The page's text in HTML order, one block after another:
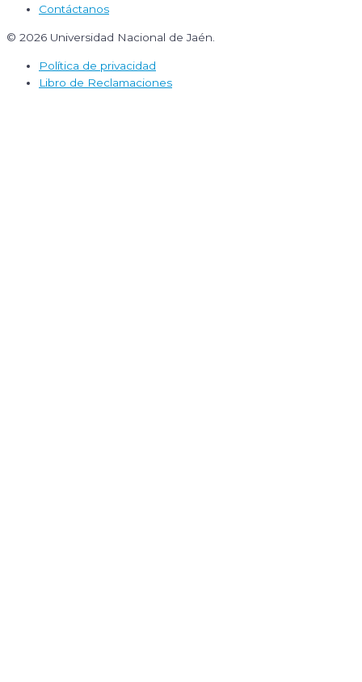
Contáctanos
© 2026 Universidad Nacional de Jaén.
Política de privacidad
Libro de Reclamaciones